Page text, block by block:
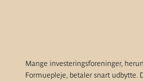
Mange investeringsforeninger,
Formuepleje, betaler snart udbytte.